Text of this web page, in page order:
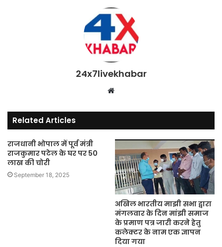
24x7livekhabar
Website
Related Articles
राजधानी भोपाल में पूर्व मंत्री
राजकुमार पटेल के घर पर 50
लाख की चोरी
September 18, 2025
अखिल भारतीय माझी सभा द्वारा
मंगलवार के दिन मांझी समाज
के प्रमाण पत्र जारी करने हेतु
कलेक्टर के नाम एक ज्ञापन
दिया गया